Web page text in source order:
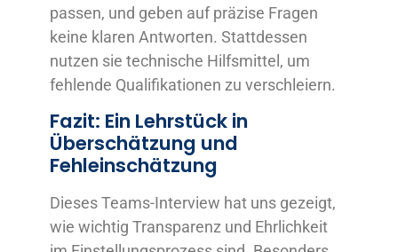
passen, und geben auf präzise Fragen
keine klaren Antworten. Stattdessen
nutzen sie technische Hilfsmittel, um
fehlende Qualifikationen zu verschleiern.
Fazit: Ein Lehrstück in
Überschätzung und
Fehleinschätzung
Dieses Teams-Interview hat uns gezeigt,
wie wichtig Transparenz und Ehrlichkeit